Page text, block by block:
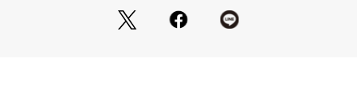
パターンのドット柄、ナンバリングアイテム、ネオンサインを
モチーフにしたフォント使いなどカラフルでPOPなデザインは